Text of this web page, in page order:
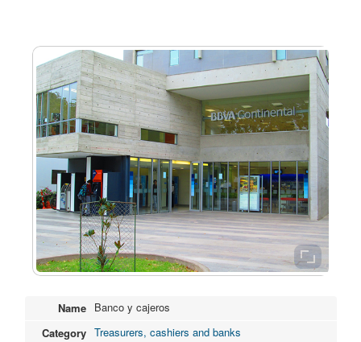
Name Banco y cajeros
Category Treasurers, cashiers and banks